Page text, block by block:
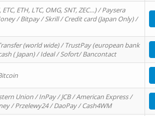
ETH, LTC, OMG, SNT, ZEC…) / Paysera
/ Bitpay / Skrill / Credit card (Japan Only) /
(world wide) / TrustPay (european bank
( Japan) / Ideal / Sofort/ Bancontact
Union / InPay / JCB / American Express /
/ Przelewy24 / DaoPay / Cash4WM